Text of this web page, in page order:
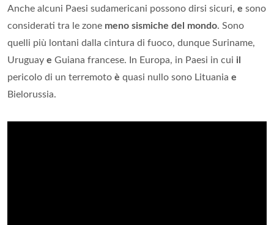
Anche alcuni Paesi sudamericani possono dirsi sicuri, e sono
considerati tra le zone meno sismiche del mondo. Sono
quelli più lontani dalla cintura di fuoco, dunque Suriname,
Uruguay e Guiana francese. In Europa, in Paesi in cui il
pericolo di un terremoto è quasi nullo sono Lituania e
Bielorussia.